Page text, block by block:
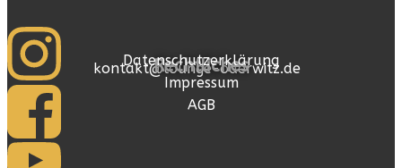
kontakt@lounge-oderwitz.de
Rechtliches
AGB
Impressum
Datenschutzerklärung